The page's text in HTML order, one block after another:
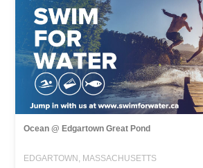
Ocean @ Edgartown Great Pond
EDGARTOWN, MASSACHUSETTS